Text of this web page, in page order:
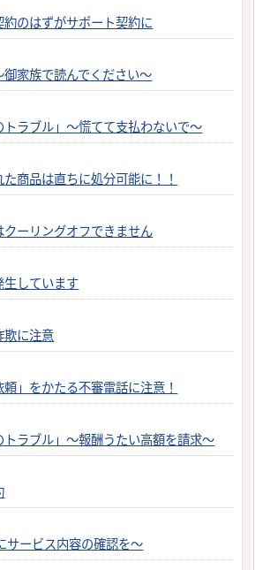
のはずがサポート契約に
家族で読んでください～
トラブル」～慌てて支払わないで～
商品は直ちに処分可能に！！
ーリングオフできません
生しています
欺に注意
頼」をかたる不審電話に注意！
トラブル」～報酬うたい高額を請求～
サービス内容の確認を〜